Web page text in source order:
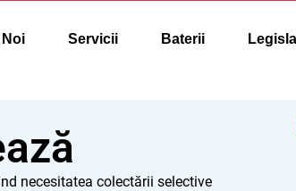
Noi Servicii Baterii
necesitatea colectării selective